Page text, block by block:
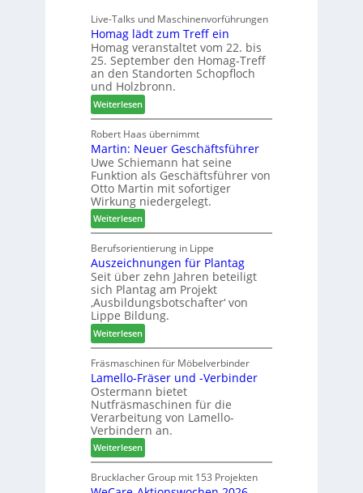
n
a
u
s
f
ü
r
W
e
m
h
ö
n
e
r
c
h
e
n
s
t
a
u
r
a
u
m
-
S
o
r
t
i
m
e
n
t
Live-Talks und Maschinenvorführungen
Homag lädt zum Treff ein
Homag veranstaltet vom 22. bis
25. September den Homag-Treff
an den Standorten Schopfloch
und Holzbronn.
Weiterlesen:
H
o
m
a
g
l
ä
d
t
z
u
m
T
r
e
f
f
e
i
n
Robert Haas übernimmt
Martin: Neuer Geschäftsführer
Uwe Schiemann hat seine
Funktion als Geschäftsführer von
Otto Martin mit sofortiger
Wirkung niedergelegt.
Weiterlesen:
M
a
r
t
i
n
:
N
e
u
e
r
G
e
s
c
h
ä
Berufsorientierung in Lippe
Auszeichnungen für Plantag
Seit über zehn Jahren beteiligt
sich Plantag am Projekt
‚Ausbildungsbotschafter‘ von
Lippe Bildung.
Weiterlesen:
A
u
s
z
e
i
c
h
n
u
Fräsmaschinen für Möbelverbinder
Lamello-Fräser und -Verbinder
Ostermann bietet
Nutfräsmaschinen für die
Verarbeitung von Lamello-
Verbindern an.
Weiterlesen:
L
a
m
Brucklacher Group mit 153 Projekten